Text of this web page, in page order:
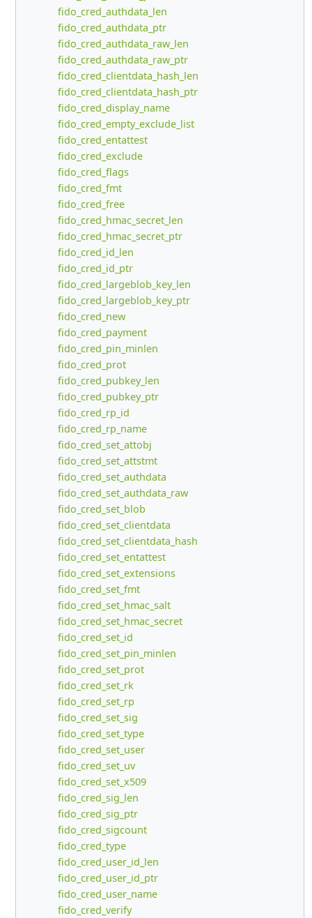
fido_cred_authdata_len
fido_cred_authdata_ptr
fido_cred_authdata_raw_len
fido_cred_authdata_raw_ptr
fido_cred_clientdata_hash_len
fido_cred_clientdata_hash_ptr
fido_cred_display_name
fido_cred_empty_exclude_list
fido_cred_entattest
fido_cred_exclude
fido_cred_flags
fido_cred_fmt
fido_cred_free
fido_cred_hmac_secret_len
fido_cred_hmac_secret_ptr
fido_cred_id_len
fido_cred_id_ptr
fido_cred_largeblob_key_len
fido_cred_largeblob_key_ptr
fido_cred_new
fido_cred_payment
fido_cred_pin_minlen
fido_cred_prot
fido_cred_pubkey_len
fido_cred_pubkey_ptr
fido_cred_rp_id
fido_cred_rp_name
fido_cred_set_attobj
fido_cred_set_attstmt
fido_cred_set_authdata
fido_cred_set_authdata_raw
fido_cred_set_blob
fido_cred_set_clientdata
fido_cred_set_clientdata_hash
fido_cred_set_entattest
fido_cred_set_extensions
fido_cred_set_fmt
fido_cred_set_hmac_salt
fido_cred_set_hmac_secret
fido_cred_set_id
fido_cred_set_pin_minlen
fido_cred_set_prot
fido_cred_set_rk
fido_cred_set_rp
fido_cred_set_sig
fido_cred_set_type
fido_cred_set_user
fido_cred_set_uv
fido_cred_set_x509
fido_cred_sig_len
fido_cred_sig_ptr
fido_cred_sigcount
fido_cred_type
fido_cred_user_id_len
fido_cred_user_id_ptr
fido_cred_user_name
fido_cred_verify